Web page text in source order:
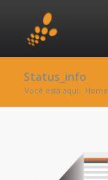
Status_info
Você está aqui: Home